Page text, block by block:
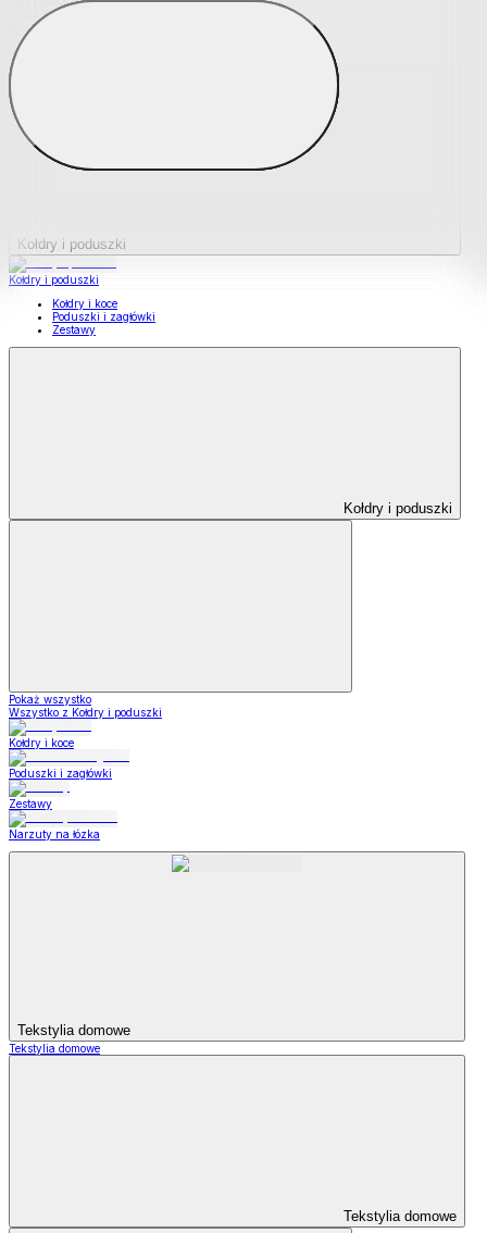
Podkładki na materace
Materace nawierzchniowe
Kołdry i poduszki
Kołdry i poduszki
Kołdry i koce
Poduszki i zagłówki
Zestawy
Kołdry i poduszki
Pokaż wszystko
Wszystko z Kołdry i poduszki
Kołdry i koce
Poduszki i zagłówki
Zestawy
Narzuty na łózka
Tekstylia domowe
Tekstylia domowe
Tekstylia domowe